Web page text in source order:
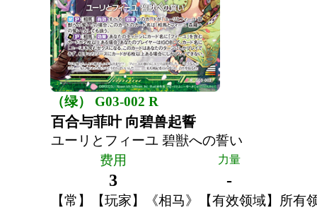
（绿） G03-002 R
百合与菲叶 向碧兽起誓
ユーリとフィーユ 碧獣への誓い
费用
力量
3 -
【常】【玩家】《相马》【有效领域】所有